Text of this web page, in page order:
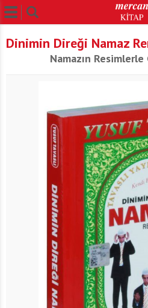
Dinimin Direği Namaz
Namazın Resimlerle